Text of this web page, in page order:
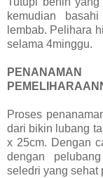
kemudian
lembab. Pelihara
selama 4minggu.
Proses
dari bikin lubang
x 25cm. Dengan
dengan
seledri yang sehat